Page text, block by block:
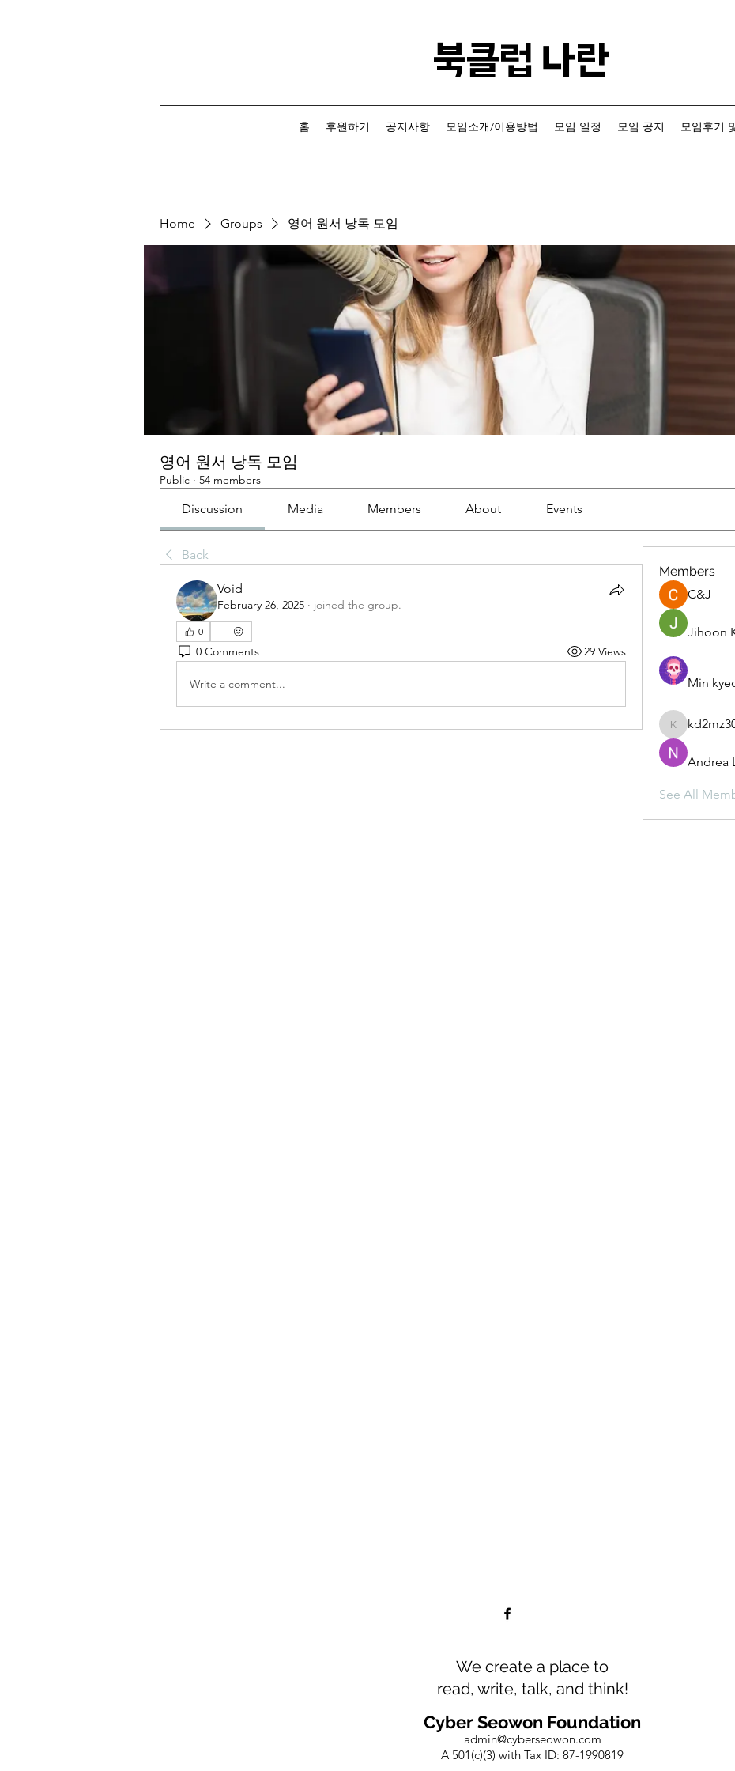
​북클럽 나란
홈 후원하기 공지사항 모임소개/이용방법 모임 일정 모임 공지 모임후기
Home Groups 영어 원서 낭독 모임
영어 원서 낭독 모임
Public · 54 members
Discussion Media Members About Events
Back
Void
February 26, 2025 · joined the group.
0
0 Comments 29 Views
Write a comment...
Members
C&J
Jihoon
Min
kd2mz3015m
Andrea
See All
We create a place to
read, write, talk, and think!
Cyber Seowon Foundation
admin@cyberseowon.com
A 501(c)(3) with Tax ID: 87-1990819